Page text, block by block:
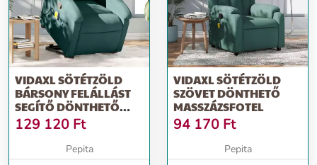
VIDAXL SÖTÉTZÖLD
BÁRSONY FELÁLLÁST
SEGÍTŐ DÖNTHETŐ
MASSZÁZSFOTEL
129 120 Ft
Pepita
VIDAXL SÖTÉTZÖLD
SZÖVET DÖNTHETŐ
MASSZÁZSFOTEL
94 170 Ft
Pepita